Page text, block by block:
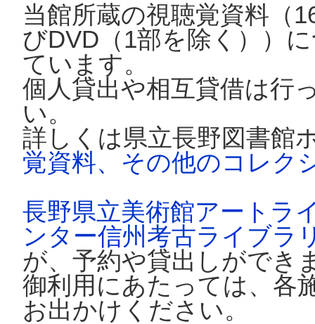
当館所蔵の視聴覚資料（
びDVD（1部を除く））
ています。
個人貸出や相互貸借は行
い。
詳しくは県立長野図書館
覚資料、その他のコレク
長野県立美術館アートラ
ンター信州考古ライブラ
が、予約や貸出しができ
御利用にあたっては、各
お出かけください。